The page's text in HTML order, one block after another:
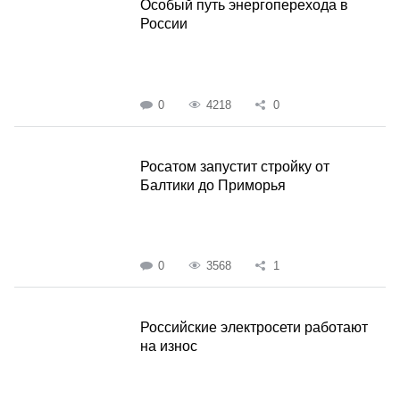
Особый путь энергоперехода в
России
0 4218 0
Росатом запустит стройку от
Балтики до Приморья
0 3568 1
Российские электросети работают
на износ